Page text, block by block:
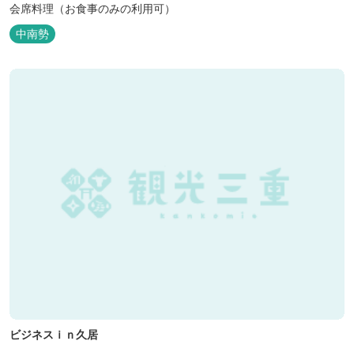
会席料理（お食事のみの利用可）
中南勢
ビジネスｉｎ久居